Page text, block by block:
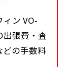
ン VO-
出張費・査
どの手数料